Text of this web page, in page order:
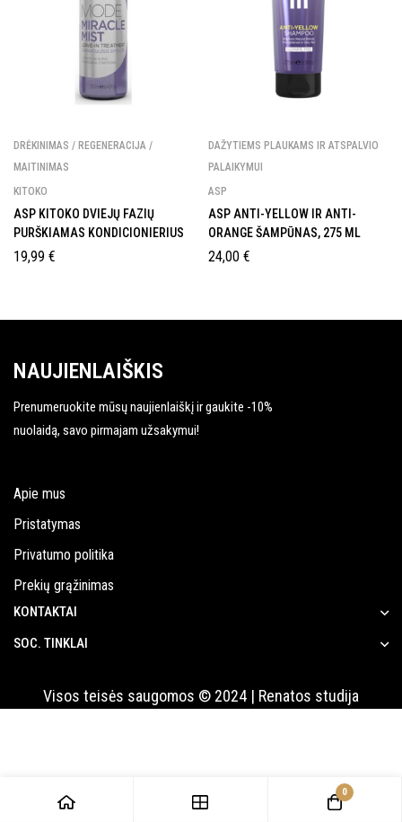
DRĖKINIMAS / REGENERACIJA /
MAITINIMAS
KITOKO
ASP KITOKO DVIEJŲ FAZIŲ
PURŠKIAMAS KONDICIONIERIUS
19,99 €
DAŽYTIEMS PLAUKAMS IR ATSPALVIO
PALAIKYMUI
ASP
ASP ANTI-YELLOW IR ANTI-
ORANGE ŠAMPŪNAS, 275 ML
24,00 €
NAUJIENLAIŠKIS
Prenumeruokite mūsų naujienlaiškį ir gaukite -10%
nuolaidą, savo pirmajam užsakymui!
Apie mus
Pristatymas
Privatumo politika
Prekių grąžinimas
KONTAKTAI
SOC. TINKLAI
Visos teisės saugomos © 2024 | Renatos studija
0